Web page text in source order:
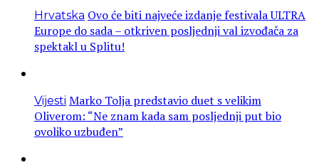
Hrvatska Ovo će biti najveće izdanje festivala ULTRA
Europe do sada – otkriven posljednji val izvođača za
spektakl u Splitu!
Vijesti Marko Tolja predstavio duet s velikim
Oliverom: “Ne znam kada sam posljednji put bio
ovoliko uzbuđen”